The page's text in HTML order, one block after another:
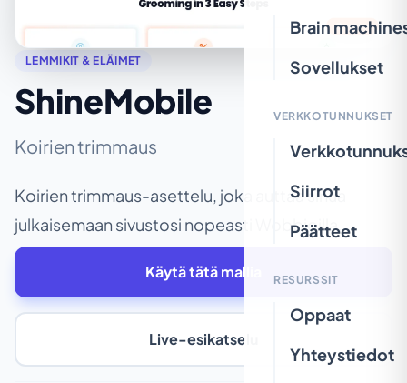
Brain
Sovellukset
VERKKOTUNNUKSET
Siirrot
Päätteet
RESURSSIT
Oppaat
Yhteystiedot
LEMMIKIT & ELÄIMET
ShineMobile
Koirien trimmaus
Koirien trimmaus-asettelu, joka auttaa sinua
julkaisemaan sivustosi nopeasti Wobbioilla.
Käytä tätä mallia
Live-esikatselu